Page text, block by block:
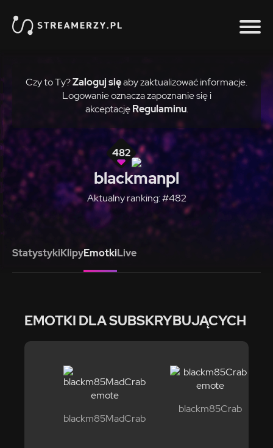
Czy to Ty?Zaloguj sięaby zaktualizować informacje.
Logowanie oznacza zapoznanie się i
akceptację Regulaminu.
482
blackmanpl
Aktualny ranking: #482
StatystykiKlipyEmotkiLive
EMOTKI DLA SUBSKRYBUJĄCYCH
blackm85MadCrab
blackm85Crab